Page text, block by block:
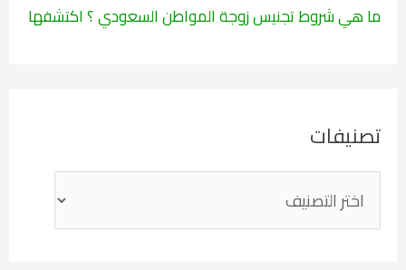
ما هي شروط تجنيس زوجة المواطن السعودي ؟ اكتشفها
تصنيفات